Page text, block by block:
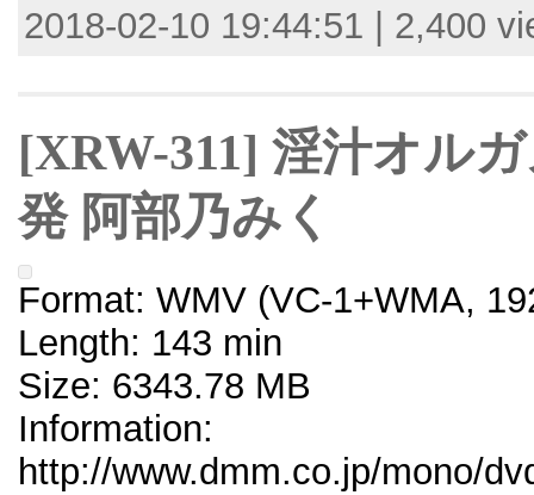
2018-02-10 19:44:51 | 2,400
[XRW-311] 淫汁オル
発 阿部乃みく
Format: WMV (VC-1+WMA,
Length: 143 min
Size: 6343.78 MB
Information:
http://www.dmm.co.jp/mono/